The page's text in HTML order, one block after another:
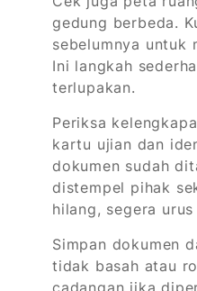
gedung berbeda.
sebelumnya untuk
Ini langkah
terlupakan.
Periksa
kartu ujian dan
dokumen sudah
distempel pihak
hilang, segera
Simpan dokumen
tidak basah atau
cadangan jika